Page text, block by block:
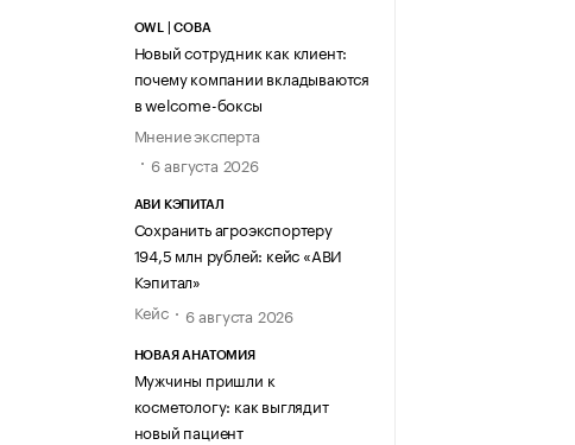
OWL | СОВА
Новый сотрудник как клиент:
почему компании вкладываются
в welcome-боксы
Мнение эксперта
6 августа 2026
АВИ КЭПИТАЛ
Сохранить агроэкспортеру
194,5 млн рублей: кейс «АВИ
Кэпитал»
Кейс
6 августа 2026
НОВАЯ АНАТОМИЯ
Мужчины пришли к
косметологу: как выглядит
новый пациент